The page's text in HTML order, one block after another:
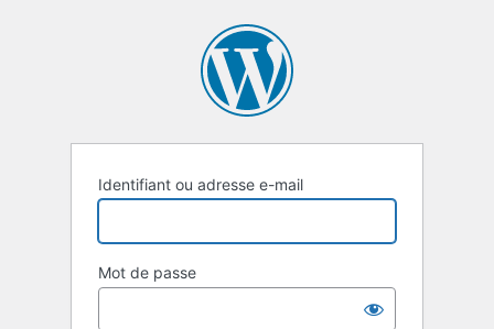
Identifiant ou adresse e-mail
Mot de passe